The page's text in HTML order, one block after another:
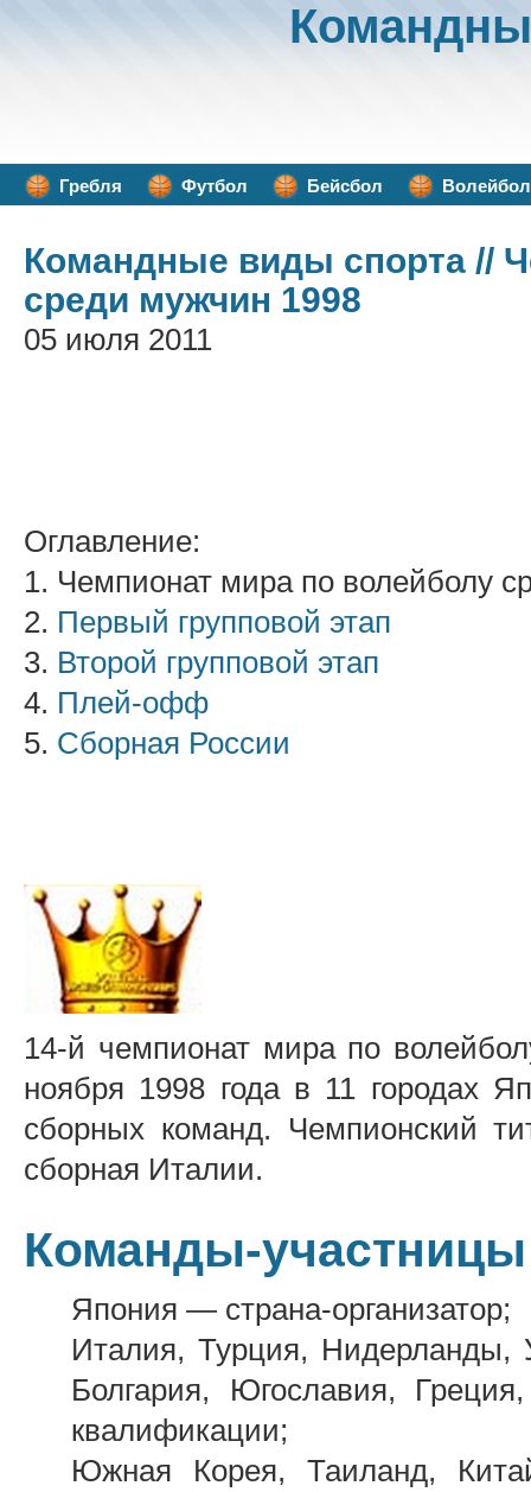
Гребля Футбол Бейсбол Волейбол
Командные виды спорта //
среди мужчин 1998
05 июля 2011
Оглавление:
1. Чемпионат мира по волейболу
2. Первый групповой этап
3. Второй групповой этап
4. Плей-офф
5. Сборная России
14-й чемпионат мира по
ноября 1998 года в 11 городах
сборных команд. Чемпионский
сборная Италии.
Команды-участницы
Япония — страна-организатор;
Италия, Турция, Нидерланды,
Болгария, Югославия,
квалификации;
Южная Корея, Таиланд,